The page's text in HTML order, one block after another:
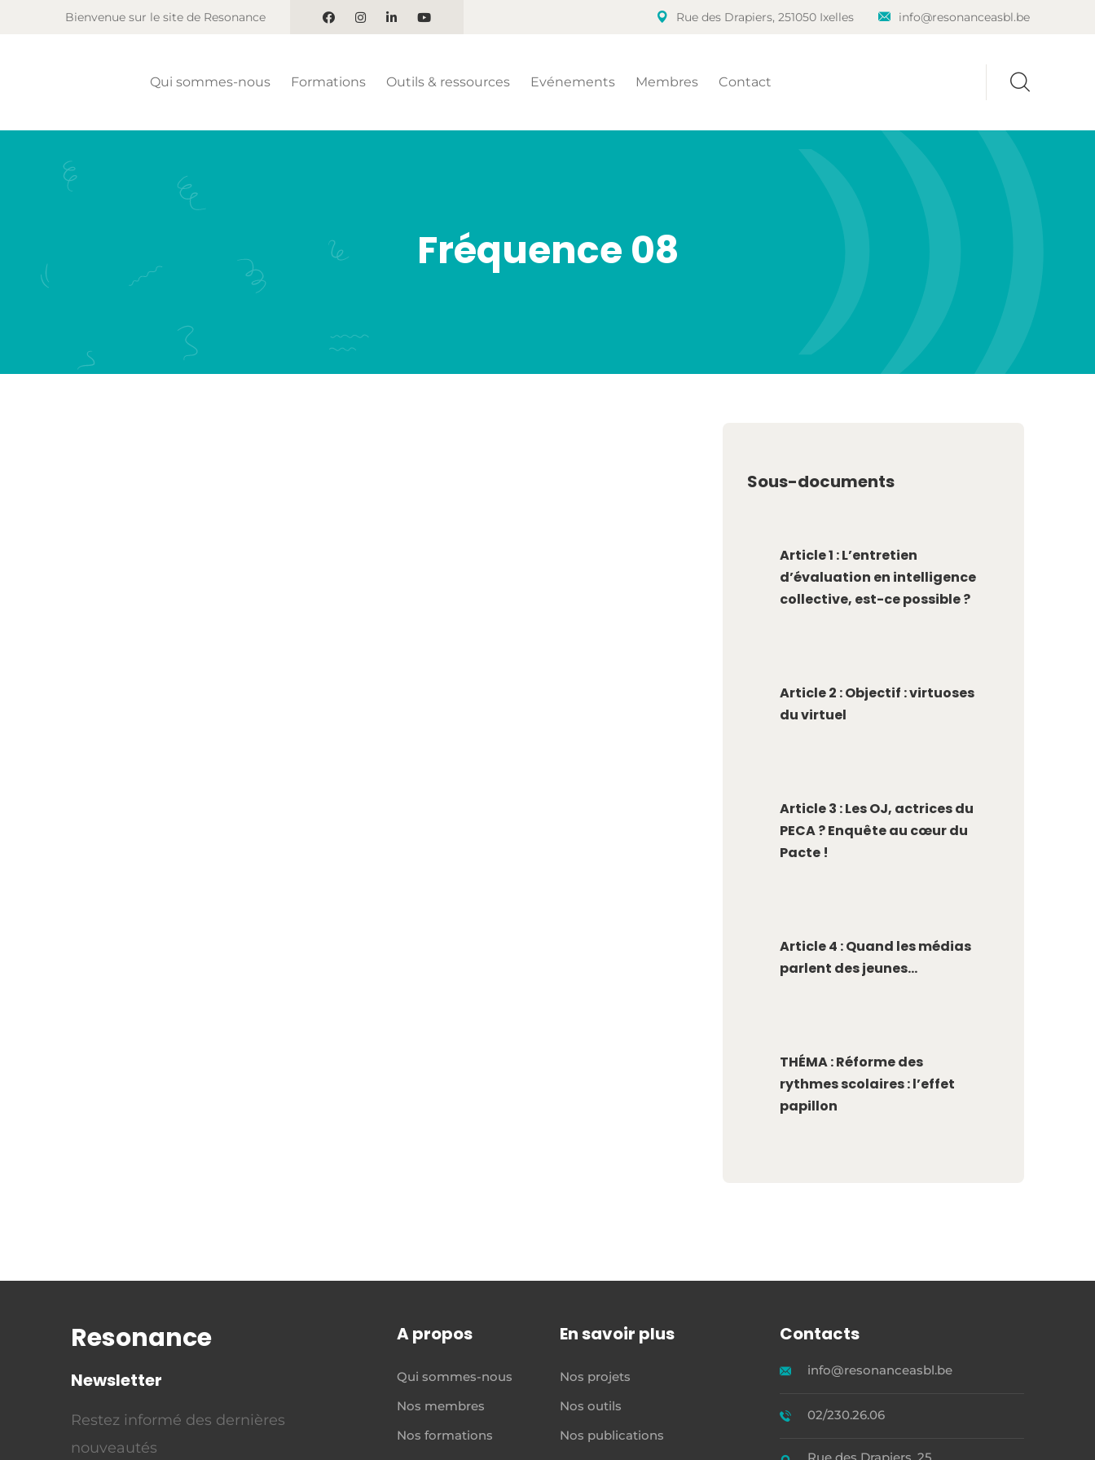
Bienvenue sur le site de Resonance Rue des Drapiers, 251050 Ixelles info@resonanceasbl.be
Qui sommes-nous Formations Outils & ressources Evénements Membres Contact
Fréquence 08
Sous-documents
Article 1 : L’entretien
d’évaluation en intelligence
collective, est-ce possible ?
Article 2 : Objectif : virtuoses
du virtuel
Article 3 : Les OJ, actrices du
PECA ? Enquête au cœur du
Pacte !
Article 4 : Quand les médias
parlent des jeunes...
THÉMA : Réforme des
rythmes scolaires : l’effet
papillon
Resonance
Newsletter
Restez informé des dernières
nouveautés
A propos
Qui sommes-nous
Nos membres
Nos formations
En savoir plus
Nos projets
Nos outils
Nos publications
Contacts
info@resonanceasbl.be
02/230.26.06